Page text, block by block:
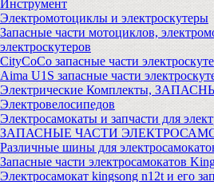
Инструмент
Электромотоциклы и электроскутеры
Запасные части мотоциклов,
электроскутеров
CityCoCo запасные части
Aima U1S запасные части
Электрические Комплекты,
Электровелосипедов
Электросамокаты и запчасти для
ЗАПАСНЫЕ ЧАСТИ
Различные шины для
Запасные части электросамокатов
Электросамокат kingsong n12t и его